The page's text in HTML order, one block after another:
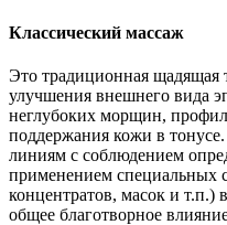
Классический массаж
Это традиционная щадящая
улучшения внешнего вида
неглубоких морщин,
поддержания кожи в
линиям с соблюдением
применением специальных
концентратов, масок и т.п.)
общее благотворное